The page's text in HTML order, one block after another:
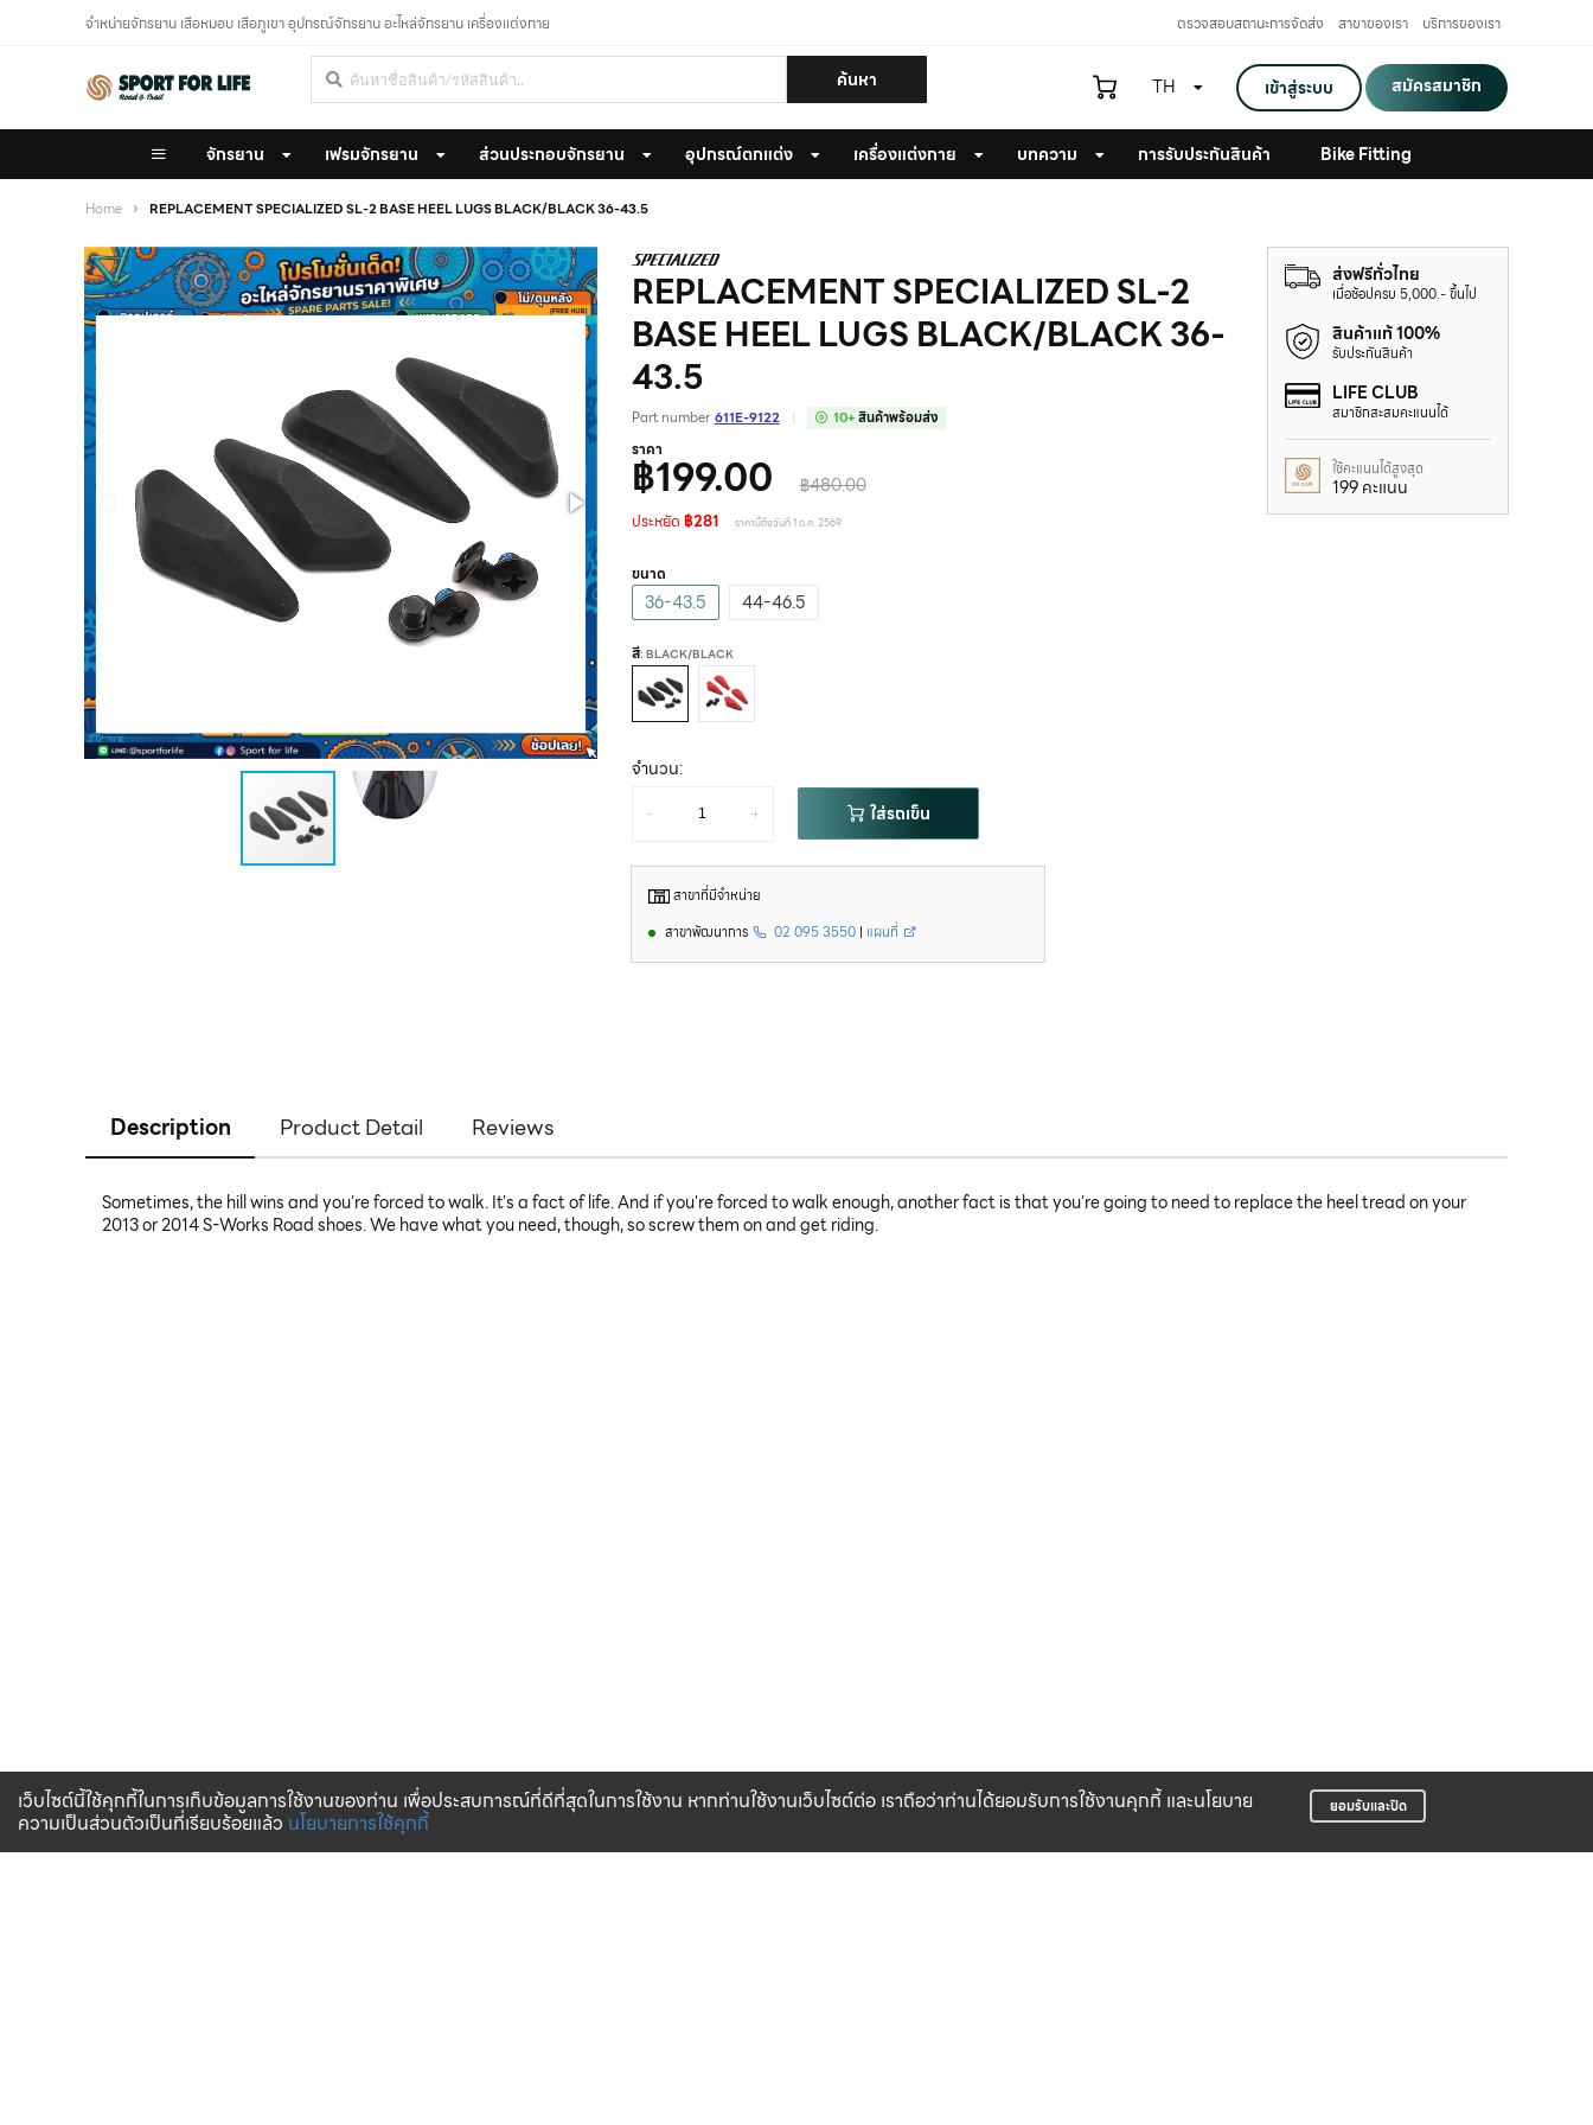
เว็บไซต์นี้ใช้คุกกี้ในการเก็บข้อมูลการใช้งานของท่าน เพื่อประสบการณ์ที่ดีที่สุดในการใช้งาน หากท่านใช้งานเว็บไซต์ต่อ เราถือว่าท่านได้ยอมรับการใช้งานคุกกี้ และนโยบาย
ความเป็นส่วนตัวเป็นที่เรียบร้อยแล้ว นโยบายการใช้คุกกี้
ยอมรับและปิด
จำหน่ายจักรยาน เสือหมอบ เสือภูเขา อุปกรณ์จักรยาน อะไหล่จักรยาน เครื่องแต่งกาย ตรวจสอบสถานะการจัดส่ง สาขาของเรา บริการของเรา
ค้นหา เข้าสู่ระบบ สมัครสมาชิก
TH
จักรยาน เฟรมจักรยาน ส่วนประกอบจักรยาน อุปกรณ์ตกแต่ง เครื่องแต่งกาย บทความ การรับประกันสินค้า Bike Fitting
Home REPLACEMENT SPECIALIZED SL-2 BASE HEEL LUGS BLACK/BLACK 36-43.5
REPLACEMENT SPECIALIZED SL-2
BASE HEEL LUGS BLACK/BLACK 36-
43.5
Part number 611E-9122 10+สินค้าพร้อมส่ง
ราคา
฿199.00 ฿480.00
ประหยัด ฿281 ราคานี้ถึงวันที่ 1 ต.ค. 2569
ขนาด
36-43.5 44-46.5
สี: BLACK/BLACK
จำนวน:
-
+ ใส่รถเข็น
สาขาที่มีจำหน่าย
สาขาพัฒนาการ
02 095 3550 | แผนที่
ส่งฟรีทั่วไทย
เมื่อช้อปครบ 5,000.- ขึ้นไป
สินค้าแท้ 100%
รับประกันสินค้า
LIFE CLUB
สมาชิกสะสมคะแนนได้
ใช้คะแนนได้สูงสุด
199 คะแนน
Description Product Detail Reviews
Sometimes, the hill wins and you're forced to walk. It's a fact of life. And if you're forced to walk enough, another fact is that you're going to need to replace the heel tread on your
2013 or 2014 S-Works Road shoes. We have what you need, though, so screw them on and get riding.